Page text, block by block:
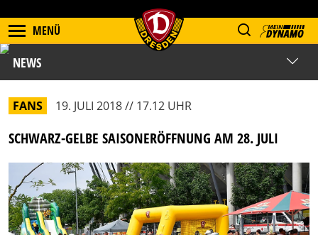
MENÜ
NEWS
FANS 19. JULI 2018 // 17.12 UHR
SCHWARZ-GELBE SAISONERÖFFNUNG AM 28. JULI